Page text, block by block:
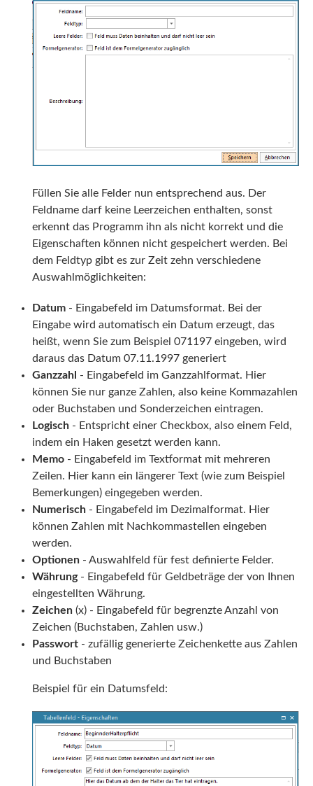
Füllen Sie alle Felder nun entsprechend aus. Der
Feldname darf keine Leerzeichen enthalten, sonst
erkennt das Programm ihn als nicht korrekt und die
Eigenschaften können nicht gespeichert werden. Bei
dem Feldtyp gibt es zur Zeit zehn verschiedene
Auswahlmöglichkeiten:
Datum - Eingabefeld im Datumsformat. Bei der
Eingabe wird automatisch ein Datum erzeugt, das
heißt, wenn Sie zum Beispiel 071197 eingeben, wird
daraus das Datum 07.11.1997 generiert
Ganzzahl - Eingabefeld im Ganzzahlformat. Hier
können Sie nur ganze Zahlen, also keine Kommazahlen
oder Buchstaben und Sonderzeichen eintragen.
Logisch - Entspricht einer Checkbox, also einem Feld,
indem ein Haken gesetzt werden kann.
Memo - Eingabefeld im Textformat mit mehreren
Zeilen. Hier kann ein längerer Text (wie zum Beispiel
Bemerkungen) eingegeben werden.
Numerisch - Eingabefeld im Dezimalformat. Hier
können Zahlen mit Nachkommastellen eingeben
werden.
Optionen - Auswahlfeld für fest definierte Felder.
Währung- Eingabefeld für Geldbeträge der von Ihnen
eingestellten Währung.
Zeichen (x) - Eingabefeld für begrenzte Anzahl von
Zeichen (Buchstaben, Zahlen usw.)
Passwort - zufällig generierte Zeichenkette aus Zahlen
und Buchstaben
Beispiel für ein Datumsfeld: